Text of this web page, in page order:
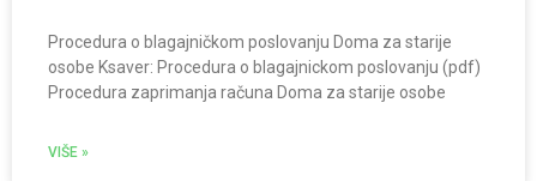
Procedura o blagajničkom poslovanju Doma za starije
osobe Ksaver: Procedura o blagajnickom poslovanju (pdf)
Procedura zaprimanja računa Doma za starije osobe
VIŠE »